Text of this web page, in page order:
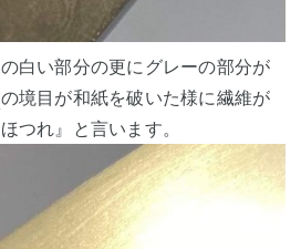
白い部分の更にグレーの部分が
の境目が和紙を破いた様に繊維が
つれ』と言います。